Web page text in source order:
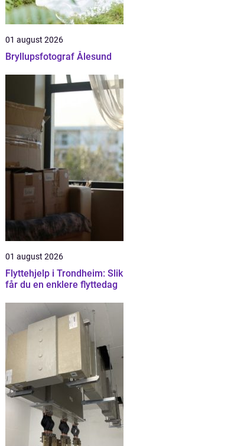
01 august 2026
Bryllupsfotograf Ålesund
01 august 2026
Flyttehjelp i Trondheim: Slik
får du en enklere flyttedag